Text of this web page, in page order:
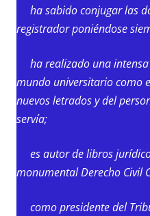
ha sabido conjugar las
registrador poniéndose
ha realizado una
mundo universitario como
nuevos letrados y del
servía;
es autor de libros
monumental Derecho Civil
como presidente del